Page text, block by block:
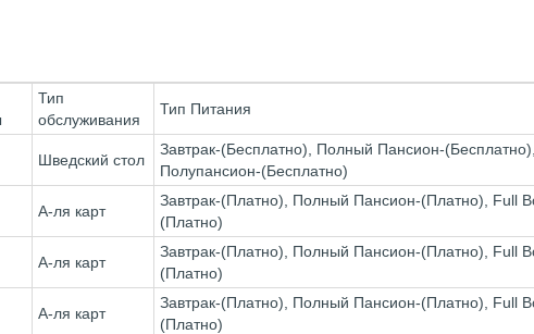
Тип
обслуживания
Тип Питания
Шведский стол
Завтрак-(Бесплатно), Полный Пансион-
Полупансион-(Бесплатно)
А-ля карт
Завтрак-(Платно), Полный Пансион-(Платно), Full
(Платно)
А-ля карт
Завтрак-(Платно), Полный Пансион-(Платно), Full
(Платно)
А-ля карт
Завтрак-(Платно), Полный Пансион-(Платно), Full
(Платно)